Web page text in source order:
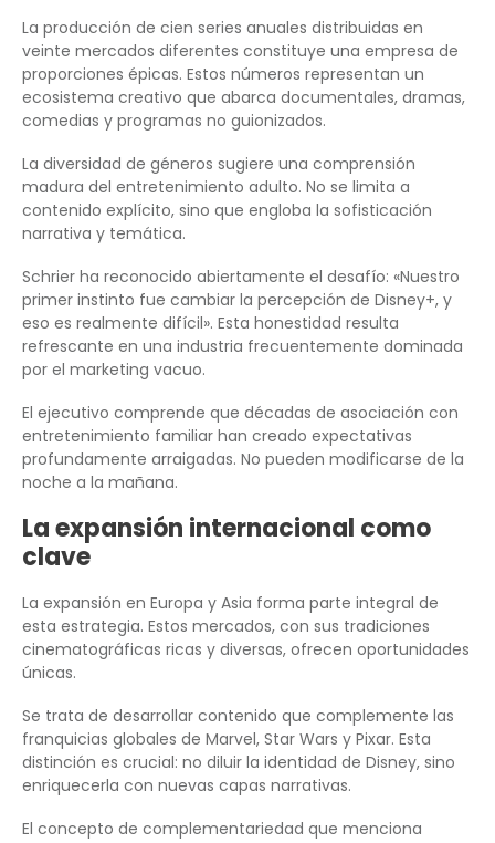
La producción de cien series anuales distribuidas en
veinte mercados diferentes constituye una empresa de
proporciones épicas. Estos números representan un
ecosistema creativo que abarca documentales, dramas,
comedias y programas no guionizados.
La diversidad de géneros sugiere una comprensión
madura del entretenimiento adulto. No se limita a
contenido explícito, sino que engloba la sofisticación
narrativa y temática.
Schrier ha reconocido abiertamente el desafío: «Nuestro
primer instinto fue cambiar la percepción de Disney+, y
eso es realmente difícil». Esta honestidad resulta
refrescante en una industria frecuentemente dominada
por el marketing vacuo.
El ejecutivo comprende que décadas de asociación con
entretenimiento familiar han creado expectativas
profundamente arraigadas. No pueden modificarse de la
noche a la mañana.
La expansión internacional como
clave
La expansión en Europa y Asia forma parte integral de
esta estrategia. Estos mercados, con sus tradiciones
cinematográficas ricas y diversas, ofrecen oportunidades
únicas.
Se trata de desarrollar contenido que complemente las
franquicias globales de Marvel, Star Wars y Pixar. Esta
distinción es crucial: no diluir la identidad de Disney, sino
enriquecerla con nuevas capas narrativas.
El concepto de complementariedad que menciona